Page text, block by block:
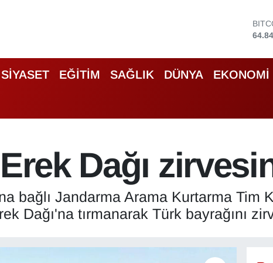
SİYASET EĞİTİM SAĞLIK DÜNYA EKONOMİ
Dağı
bağlı Jandarma Arama Kurtarma Tim
Dağı'na tırmanarak Türk bayrağını